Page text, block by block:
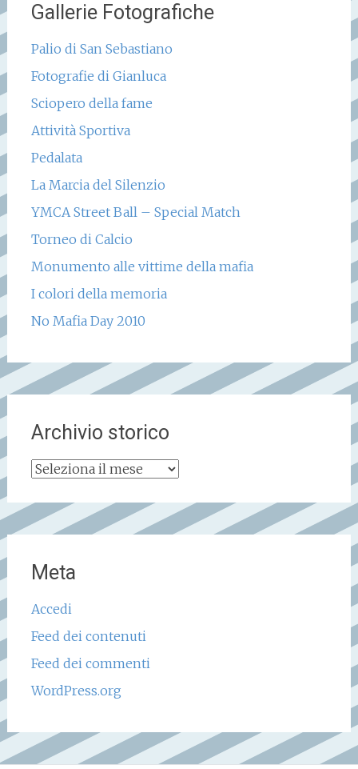
Gallerie Fotografiche
Palio di San Sebastiano
Fotografie di Gianluca
Sciopero della fame
Attività Sportiva
Pedalata
La Marcia del Silenzio
YMCA Street Ball – Special Match
Torneo di Calcio
Monumento alle vittime della mafia
I colori della memoria
No Mafia Day 2010
Archivio storico
Archivio
Meta
Accedi
Feed dei contenuti
Feed dei commenti
WordPress.org